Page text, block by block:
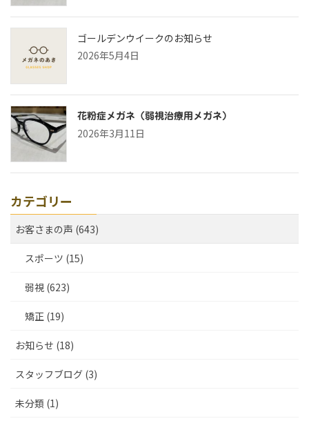
ゴールデンウイークのお知らせ
2026年5月4日
花粉症メガネ（弱視治療用メガネ）
2026年3月11日
カテゴリー
お客さまの声 (643)
スポーツ (15)
弱視 (623)
矯正 (19)
お知らせ (18)
スタッフブログ (3)
未分類 (1)